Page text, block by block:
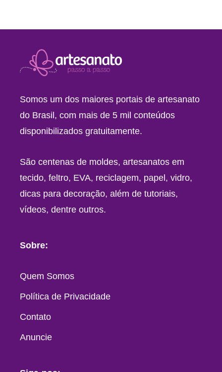
Somos um dos maiores portais de artesanato
do Brasil, com mais de 5 mil conteúdos
disponibilizados gratuitamente.
São centenas de moldes, artesanatos em
tecido, feltro, EVA, reciclagem, papel, vidro,
dicas para decoração, além de tutoriais,
vídeos, dentre outros.
Sobre:
Quem Somos
Política de Privacidade
Contato
Anuncie